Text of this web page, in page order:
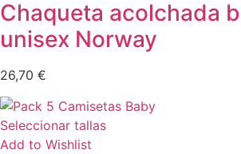
Chaqueta acolchada
unisex Norway
26,70 €
Seleccionar tallas
Add to Wishlist